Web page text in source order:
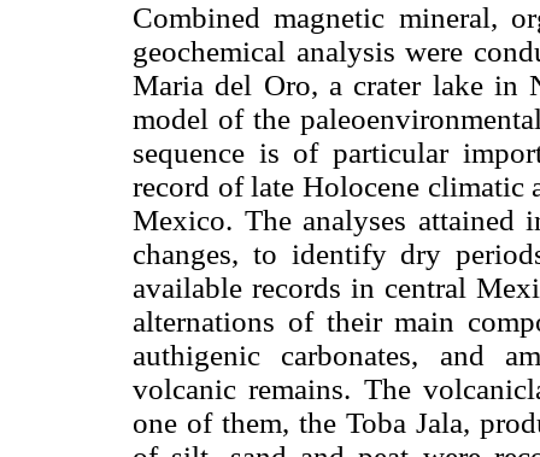
Combined magnetic mineral,
geochemical analysis were
Maria del Oro, a crater lake in
model of the
sequence is of particular
record of late Holocene climatic
Mexico. The analyses attained
changes, to identify dry
available records in central
alternations of their main
authigenic carbonates, and
volcanic remains. The
one of them, the Toba Jala,